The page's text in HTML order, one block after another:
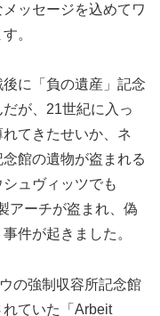
ッセージを込めてワ
。
に「負の遺産」記念
が、21世紀に入っ
てきたせいか、ネ
館の遺物が盗まれる
ュヴィッツでも
アーチが盗まれ、偽
件が起きました。
の強制収容所記念館
ていた「Arbeit